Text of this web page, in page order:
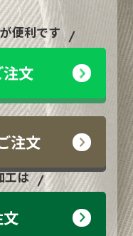
便利です
文
注文
工は